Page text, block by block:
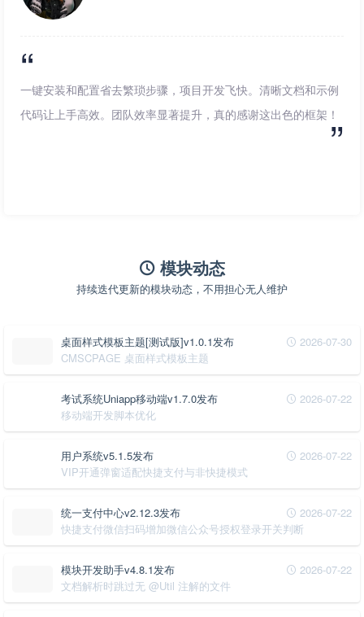
一键安装和配置省去繁琐步骤，项目开发飞快。清晰文档和示例
代码让上手高效。团队效率显著提升，真的感谢这出色的框架！
模块动态
持续迭代更新的模块动态，不用担心无人维护
2026-07-30
桌面样式模板主题[测试版]v1.0.1发布
CMSCPAGE 桌面样式模板主题
2026-07-22
考试系统Uniapp移动端v1.7.0发布
移动端开发脚本优化
2026-07-22
用户系统v5.1.5发布
VIP开通弹窗适配快捷支付与非快捷模式
2026-07-22
统一支付中心v2.12.3发布
快捷支付微信扫码增加微信公众号授权登录开关判断
2026-07-22
模块开发助手v4.8.1发布
文档解析时跳过无 @Util 注解的文件